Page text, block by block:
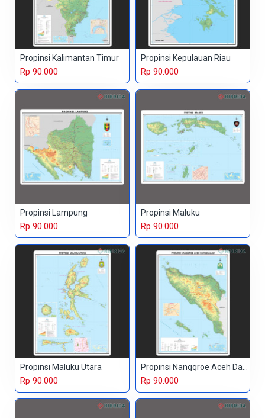
Propinsi Kalimantan Timur
Rp 90.000
Propinsi Kepulauan Riau
Rp 90.000
Propinsi Lampung
Rp 90.000
Propinsi Maluku
Rp 90.000
Propinsi Maluku Utara
Rp 90.000
Propinsi Nanggroe Aceh Darussalam
Rp 90.000